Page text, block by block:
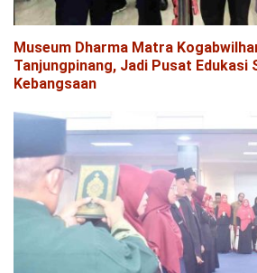
Museum Dharma Matra
Tanjungpinang, Jadi Pusat Edukasi
Kebangsaan